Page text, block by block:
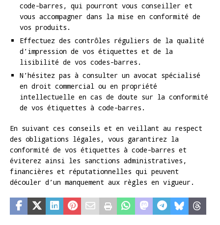
code-barres, qui pourront vous conseiller et
vous accompagner dans la mise en conformité de
vos produits.
Effectuez des contrôles réguliers de la qualité
d’impression de vos étiquettes et de la
lisibilité de vos codes-barres.
N’hésitez pas à consulter un avocat spécialisé
en droit commercial ou en propriété
intellectuelle en cas de doute sur la conformité
de vos étiquettes à code-barres.
En suivant ces conseils et en veillant au respect
des obligations légales, vous garantirez la
conformité de vos étiquettes à code-barres et
éviterez ainsi les sanctions administratives,
financières et réputationnelles qui peuvent
découler d’un manquement aux règles en vigueur.